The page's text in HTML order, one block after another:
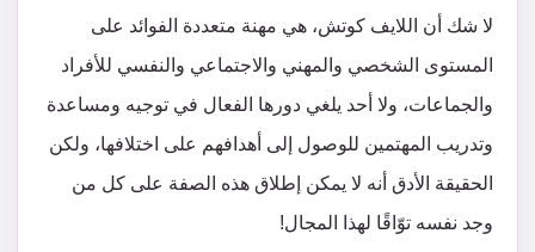
لا شك أن اللايف كوتش، هي مهنة متعددة الفوائد على
المستوى الشخصي والمهني والاجتماعي والنفسي للأفراد
والجماعات، ولا أحد يلغي دورها الفعال في توجيه ومساعدة
وتدريب المهتمين للوصول إلى أهدافهم على اختلافها، ولكن
الحقيقة الأدق أنه لا يمكن إطلاق هذه الصفة على كل من
وجد نفسه توّاقًا لهذا المجال!